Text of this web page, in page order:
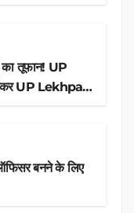
का तूफान! UP
UP Lekhpal
बनने के लिए